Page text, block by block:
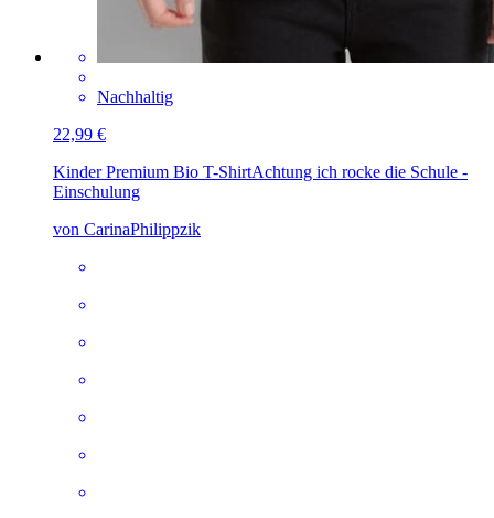
Nachhaltig
22,99 €
Kinder Premium Bio T-ShirtAchtung ich rocke die Schule -
Einschulung
von CarinaPhilippzik